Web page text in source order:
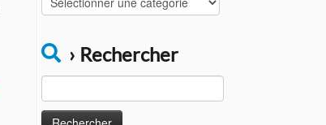
Catégories
› Rechercher